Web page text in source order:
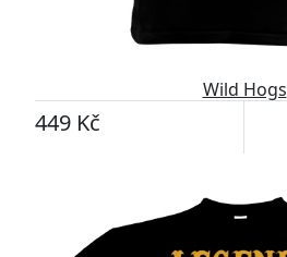
Wild Hogs
449 Kč